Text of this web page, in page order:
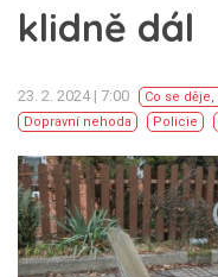
klidně dál
23. 2. 2024 | 7:00 Co se děje,
Dopravní nehoda
Policie